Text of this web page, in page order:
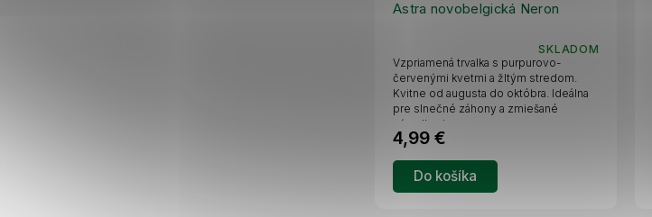
A
Astra novobelgická Neron
SKLADOM
4,99 €
Do košíka
Vzpriamená trvalka s purpurovo-
červenými kvetmi a žltým stredom.
Kvitne od augusta do októbra. Ideálna
pre slnečné záhony a zmiešané
výsadby, je...